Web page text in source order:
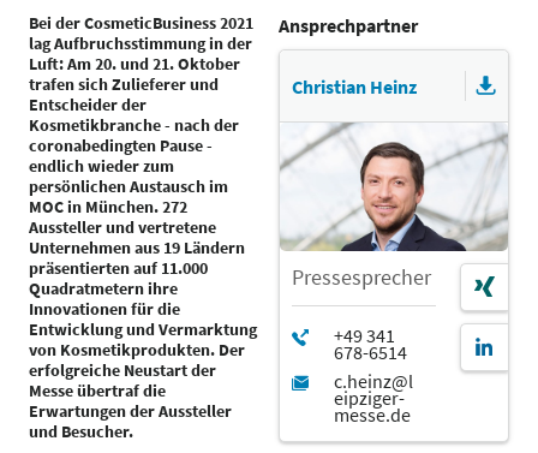
Bei der CosmeticBusiness 2021
lag Aufbruchsstimmung in der
Luft: Am 20. und 21. Oktober
trafen sich Zulieferer und
Entscheider der
Kosmetikbranche - nach der
coronabedingten Pause -
endlich wieder zum
persönlichen Austausch im
MOC in München. 272
Aussteller und vertretene
Unternehmen aus 19 Ländern
präsentierten auf 11.000
Quadratmetern ihre
Innovationen für die
Entwicklung und Vermarktung
von Kosmetikprodukten. Der
erfolgreiche Neustart der
Messe übertraf die
Erwartungen der Aussteller
und Besucher.
Ansprechpartner
Christian Heinz
Pressesprecher